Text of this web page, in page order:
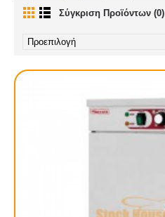
Σύγκριση Προϊόντων (0)